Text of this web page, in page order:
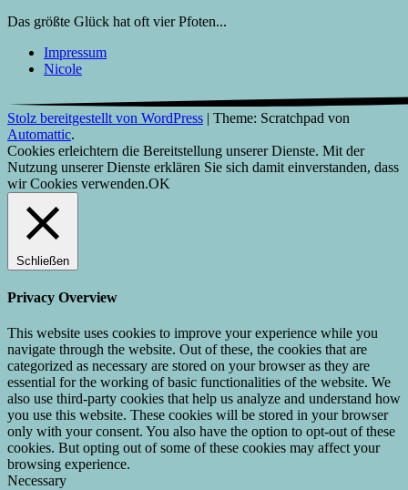
Das größte Glück hat oft vier Pfoten...
Impressum
Nicole
Stolz bereitgestellt von WordPress | Theme: Scratchpad von
Automattic.
Cookies erleichtern die Bereitstellung unserer Dienste. Mit der
Nutzung unserer Dienste erklären Sie sich damit einverstanden, dass
wir Cookies verwenden.OK
Schließen
Privacy Overview
This website uses cookies to improve your experience while you
navigate through the website. Out of these, the cookies that are
categorized as necessary are stored on your browser as they are
essential for the working of basic functionalities of the website. We
also use third-party cookies that help us analyze and understand how
you use this website. These cookies will be stored in your browser
only with your consent. You also have the option to opt-out of these
cookies. But opting out of some of these cookies may affect your
browsing experience.
Necessary